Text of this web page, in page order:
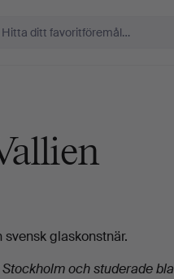
svensk glaskonstnär.
och studerade